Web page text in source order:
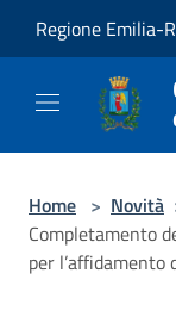
Regione Emilia-
Home > Novità
Completamento
per